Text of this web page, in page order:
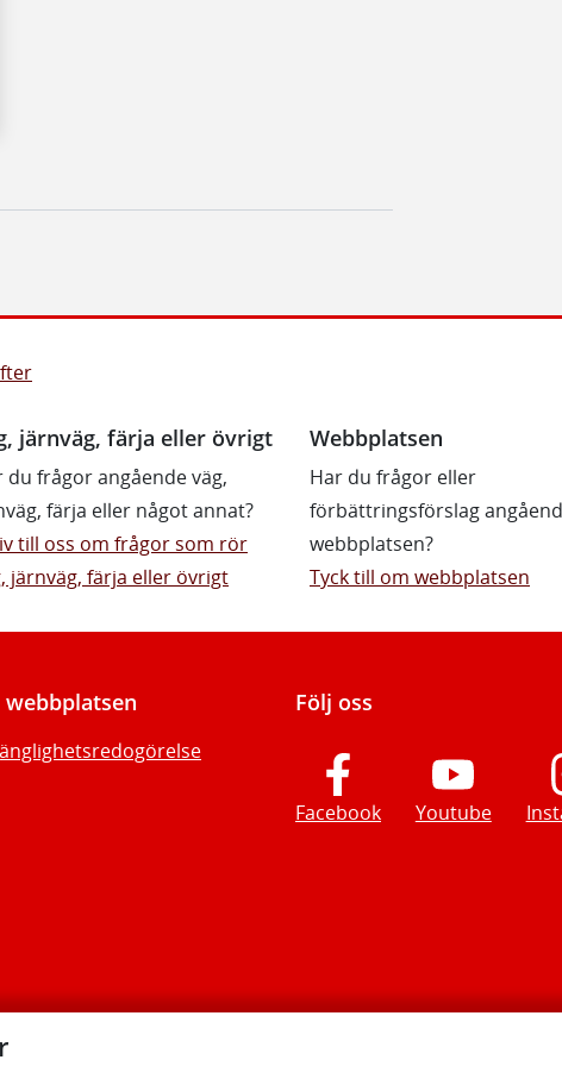
järnväg, färja eller övrigt
du frågor angående väg,
färja eller något annat?
till oss om frågor som rör
järnväg, färja eller övrigt
Webbplatsen
Har du frågor eller
förbättringsförslag
webbplatsen?
Tyck till om webbplatsen
webbplatsen Följ oss
Facebook Youtube